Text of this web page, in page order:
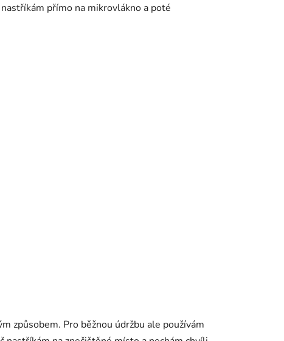
přímo na mikrovlákno a poté
způsobem. Pro běžnou údržbu ale používám